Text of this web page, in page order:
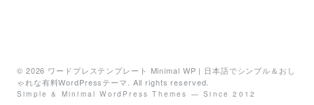
© 2026 ワードプレステンプレート Minimal WP | 日本語でシンプル＆おし
ゃれな有料WordPressテーマ
. All rights reserved.
Simple & Minimal WordPress Themes — Since 2012